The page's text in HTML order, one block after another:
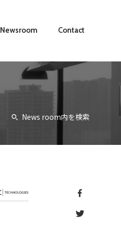
Newsroom Contact
News room内を検索